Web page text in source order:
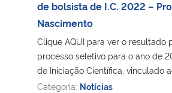
de bolsista de I.C. 2022 –
Nascimento
Clique AQUI para ver o resultado
processo seletivo para o ano de
de Iniciação Científica, vinculado
Categoria: Notícias